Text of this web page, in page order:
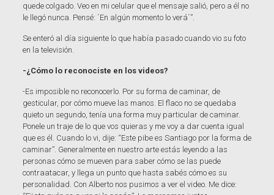
quede colgado. Veo en mi celular que el mensaje salió, pero a él no
le llegó nunca. Pensé: ´En algún momento lo verá´”.
Se enteró al día siguiente lo que había pasado cuando vio su foto
en la televisión.
-¿Cómo lo reconociste en los videos?
-Es imposible no reconocerlo. Por su forma de caminar, de
gesticular, por cómo mueve las manos. El flaco no se quedaba
quieto un segundo, tenía una forma muy particular de caminar.
Ponele un traje de lo que vos quieras y me voy a dar cuenta igual
que es él. Cuando lo vi, dije: “Este pibe es Santiago por la forma de
caminar”. Generalmente en nuestro arte estás leyendo a las
personas cómo se mueven para saber cómo se las puede
contraatacar, y llega un punto que hasta sabés cómo es su
personalidad. Con Alberto nos pusimos a ver el video. Me dice: